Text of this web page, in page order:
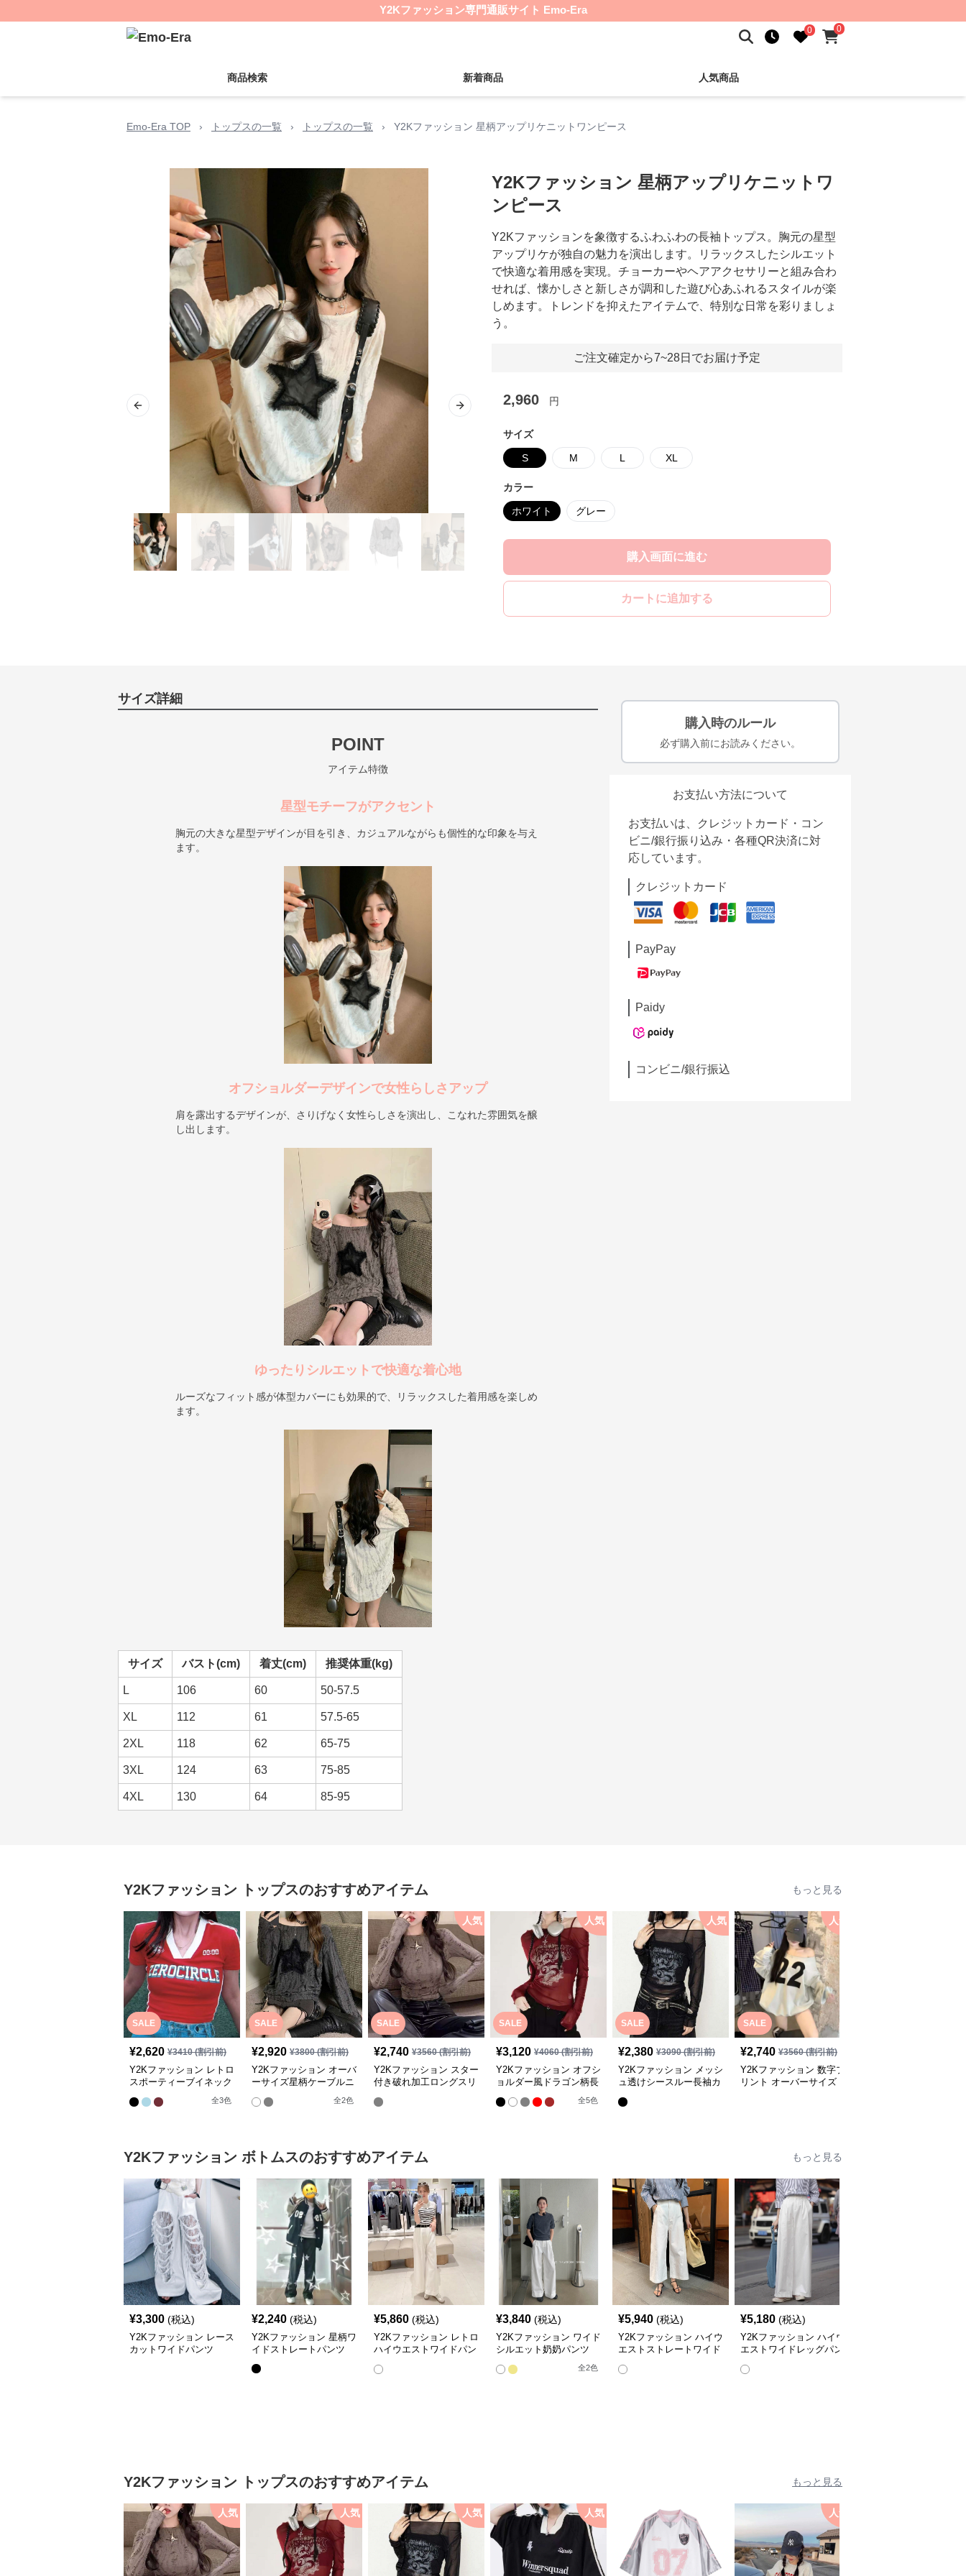
Y2Kファッション専門通販サイト Emo-Era
0 0
商品検索 新着商品 人気商品
Emo-Era TOP › トップスの一覧 › トップスの一覧 › Y2Kファッション 星柄アップリケニットワンピース
Previous slide Next slide
Y2Kファッション 星柄アップリケニットワ
ンピース
Y2Kファッションを象徴するふわふわの長袖トップス。胸元の星型
アップリケが独自の魅力を演出します。リラックスしたシルエット
で快適な着用感を実現。チョーカーやヘアアクセサリーと組み合わ
せれば、懐かしさと新しさが調和した遊び心あふれるスタイルが楽
しめます。トレンドを抑えたアイテムで、特別な日常を彩りましょ
う。
ご注文確定から7~28日でお届け予定
2,960 円
サイズ
S M L XL
カラー
ホワイト グレー
購入画面に進む
カートに追加する
サイズ詳細
POINT
アイテム特徴
星型モチーフがアクセント
胸元の大きな星型デザインが目を引き、カジュアルながらも個性的な印象を与え
ます。
オフショルダーデザインで女性らしさアップ
肩を露出するデザインが、さりげなく女性らしさを演出し、こなれた雰囲気を醸
し出します。
ゆったりシルエットで快適な着心地
ルーズなフィット感が体型カバーにも効果的で、リラックスした着用感を楽しめ
ます。
サイズ バスト(cm) 着丈(cm) 推奨体重(kg)
L 106 60 50-57.5
XL 112 61 57.5-65
2XL 118 62 65-75
3XL 124 63 75-85
4XL 130 64 85-95
購入時のルール
必ず購入前にお読みください。
お支払い方法について
お支払いは、クレジットカード・コン
ビニ/銀行振り込み・各種QR決済に対
応しています。
クレジットカード
PayPay
Paidy
コンビニ/銀行振込
Y2Kファッション トップスのおすすめアイテム もっと見る
SALE
¥2,620 ¥3410(割引前)
Y2Kファッション レトロ
スポーティーブイネック
全3色
SALE
¥2,920 ¥3800(割引前)
Y2Kファッション オーバ
ーサイズ星柄ケーブルニ
全2色
SALE
人気
¥2,740 ¥3560(割引前)
Y2Kファッション スター
付き破れ加工ロングスリ
SALE
人気
¥3,120 ¥4060(割引前)
Y2Kファッション オフシ
ョルダー風ドラゴン柄長
全5色
SALE
人気
¥2,380 ¥3090(割引前)
Y2Kファッション メッシ
ュ透けシースルー長袖カ
SALE
人気
¥2,740 ¥3560(割引前)
Y2Kファッション 数字プ
リント オーバーサイズ
Y2Kファッション ボトムスのおすすめアイテム もっと見る
¥3,300 (税込)
Y2Kファッション レース
カットワイドパンツ
¥2,240 (税込)
Y2Kファッション 星柄ワ
イドストレートパンツ
¥5,860 (税込)
Y2Kファッション レトロ
ハイウエストワイドパン
¥3,840 (税込)
Y2Kファッション ワイド
シルエット奶奶パンツ
全2色
¥5,940 (税込)
Y2Kファッション ハイウ
エストストレートワイド
¥5,180 (税込)
Y2Kファッション ハイウ
エストワイドレッグパン
Y2Kファッション トップスのおすすめアイテム もっと見る
人気 人気 人気 人気 人気